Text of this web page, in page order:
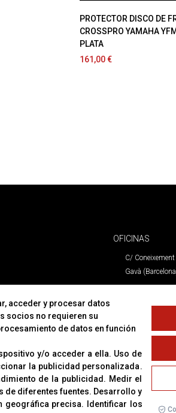
PROTECTOR DISCO DE
CROSSPRO YAMAHA
PLATA
161,00 €
OFICINAS
C/
Gavà
www.corver.es
acceder y procesar datos
socios no requieren su
de datos en función
y/o acceder a ella. Uso de
la publicidad personalizada.
de la publicidad . Medir el
de diferentes fuentes. Desarrollo y
geográfica precisa.
Identificar los